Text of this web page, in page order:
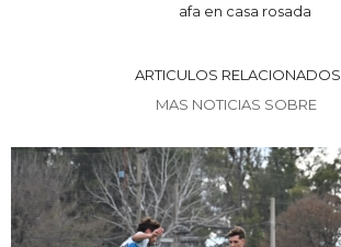
afa en casa rosada
ARTICULOS RELACIONADOS
MAS NOTICIAS SOBRE